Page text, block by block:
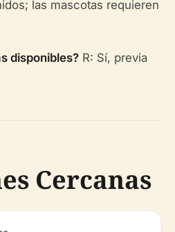
las mascotas requieren
disponibles? R: Sí, previa
Cercanas